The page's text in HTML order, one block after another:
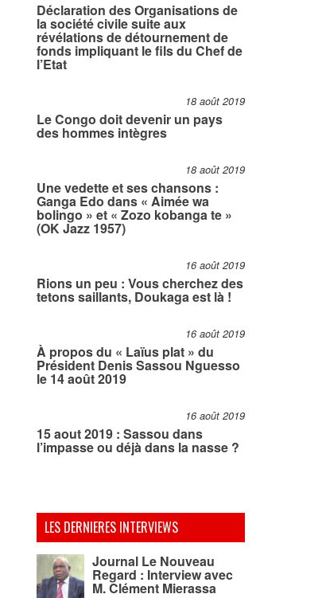
Déclaration des Organisations de
la société civile suite aux
révélations de détournement de
fonds impliquant le fils du Chef de
l’Etat
18 août 2019
Le Congo doit devenir un pays
des hommes intègres
18 août 2019
Une vedette et ses chansons :
Ganga Edo dans « Aimée wa
bolingo » et « Zozo kobanga te »
(OK Jazz 1957)
16 août 2019
Rions un peu : Vous cherchez des
tetons saillants, Doukaga est là !
16 août 2019
À propos du « Laïus plat » du
Président Denis Sassou Nguesso
le 14 août 2019
16 août 2019
15 aout 2019 : Sassou dans
l’impasse ou déjà dans la nasse ?
LES DERNIERES INTERVIEWS
Journal Le Nouveau
Regard : Interview avec
M. Clément Mierassa